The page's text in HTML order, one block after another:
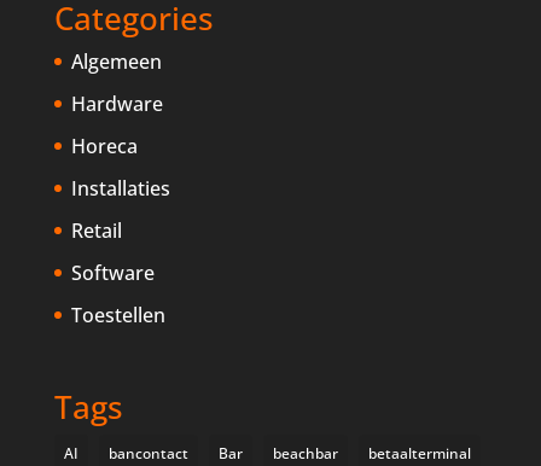
Categories
Algemeen
Hardware
Horeca
Installaties
Retail
Software
Toestellen
Tags
AI bancontact Bar beachbar betaalterminal